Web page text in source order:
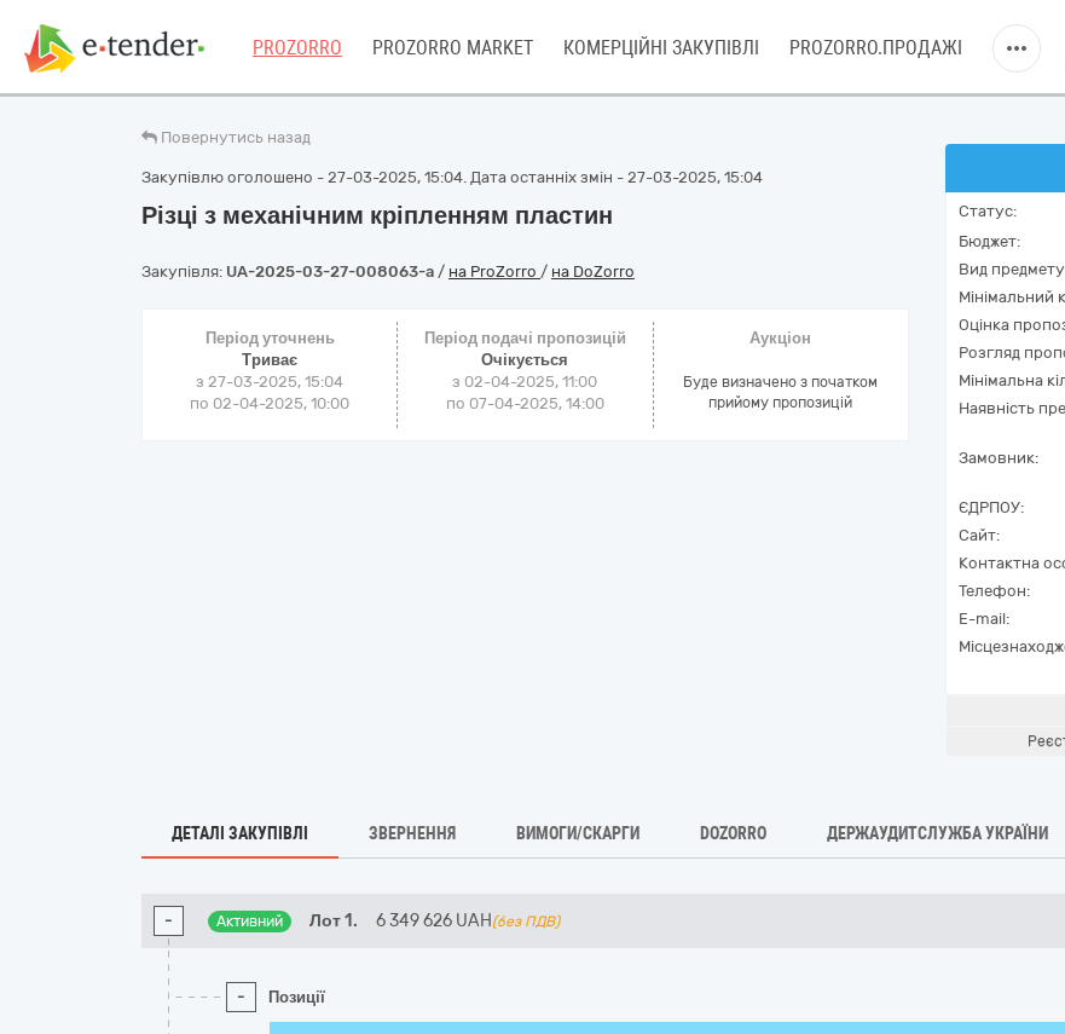
PROZORRO PROZORRO MARKET КОМЕРЦІЙНІ ЗАКУПІВЛІ PROZORRO.ПРОДАЖІ
Повернутись назад
Закупівлю оголошено - 27-03-2025, 15:04. Дата останніх змін - 27-03-2025, 15:04
Різці з механічним кріпленням пластин
Закупівля: UA-2025-03-27-008063-a / на ProZorro / на DoZorro
Період уточнень
Триває
з 27-03-2025, 15:04
по 02-04-2025, 10:00
Період подачі пропозицій
Очікується
з 02-04-2025, 11:00
по 07-04-2025, 14:00
Аукціон
Буде визначено з початком
прийому пропозицій
Статус:
Бюджет:
Вид предмету
Мінімальний
Оцінка
Розгляд
Мінімальна
Наявність
Замовник:
ЄДРПОУ:
Сайт:
Контактна
Телефон:
E-mail:
ДЕТАЛІ ЗАКУПІВЛІ ЗВЕРНЕННЯ ВИМОГИ/СКАРГИ DOZORRO ДЕРЖАУДИТСЛУЖБА УКРАЇНИ
- Активний Лот 1. 6 349 626 UAH (без ПДВ)
- Позиції